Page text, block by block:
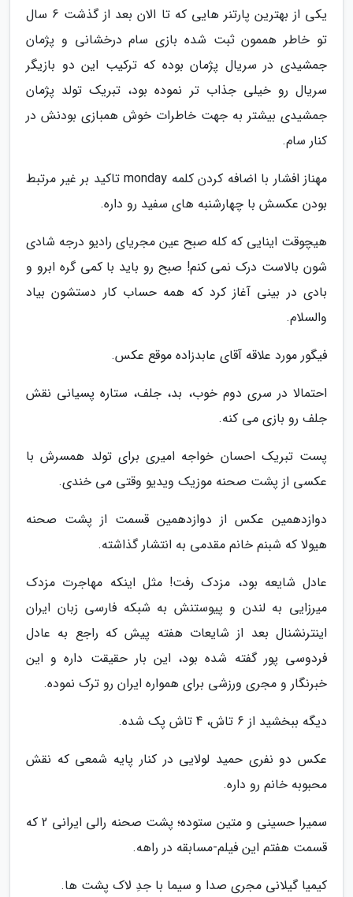
یکی از بهترین پارتنر هایی که تا الان بعد از گذشت 6 سال
تو خاطر هممون ثبت شده بازی سام درخشانی و پژمان
جمشیدی در سریال پژمان بوده که ترکیب این دو بازیگر
سریال رو خیلی جذاب تر نموده بود، تبریک تولد پژمان
جمشیدی بیشتر به جهت خاطرات خوش همبازی بودنش در
کنار سام.
مهناز افشار با اضافه کردن کلمه monday تاکید بر غیر مرتبط
بودن عکسش با چهارشنبه های سفید رو داره.
هیچوقت اینایی که کله صبح عین مجریای رادیو درجه شادی
شون بالاست درک نمی کنم! صبح رو باید با کمی گره ابرو و
بادی در بینی آغاز کرد که همه حساب کار دستشون بیاد
والسلام.
فیگور مورد علاقه آقای عابدزاده موقع عکس.
احتمالا در سری دوم خوب، بد، جلف، ستاره پسیانی نقش
جلف رو بازی می کنه.
پست تبریک احسان خواجه امیری برای تولد همسرش با
عکسی از پشت صحنه موزیک ویدیو وقتی می خندی.
دوازدهمین عکس از دوازدهمین قسمت از پشت صحنه
هیولا که شبنم خانم مقدمی به انتشار گذاشته.
عادل شایعه بود، مزدک رفت! مثل اینکه مهاجرت مزدک
میرزایی به لندن و پیوستنش به شبکه فارسی زبان ایران
اینترنشنال بعد از شایعات هفته پیش که راجع به عادل
فردوسی پور گفته شده بود، این بار حقیقت داره و این
خبرنگار و مجری ورزشی برای همواره ایران رو ترک نموده.
دیگه ببخشید از 6 تاش، 4 تاش پک شده.
عکس دو نفری حمید لولایی در کنار پایه شمعی که نقش
محبوبه خانم رو داره.
سمیرا حسینی و متین ستوده؛ پشت صحنه رالی ایرانی 2 که
قسمت هفتم این فیلم-مسابقه در راهه.
کیمیا گیلانی مجری صدا و سیما با جدِ لاک پشت ها.